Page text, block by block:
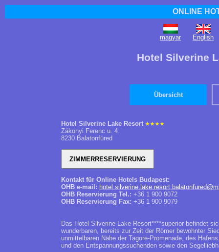
ONLINE
magyar English
Hotel Silverine
Übersicht
Hotel Silverine Lake Resort
Zákonyi Ferenc u. 4.
8230 Balatonfüred
Kontakt für Online Hotels Budapest:
OHB e-mail:
OHB Reservierung Tel.: +36 1 900 9072
OHB Reservierung Fax: +36 1 900 9079
Das Hotel Silverine Lake Resort****superior befindet
wunderbaren, bereits zur Zeit der Römer bewohnter
unmittelbaren Nähe der Tagore-Promenade, des
und den Entspannungssuchenden sowie den